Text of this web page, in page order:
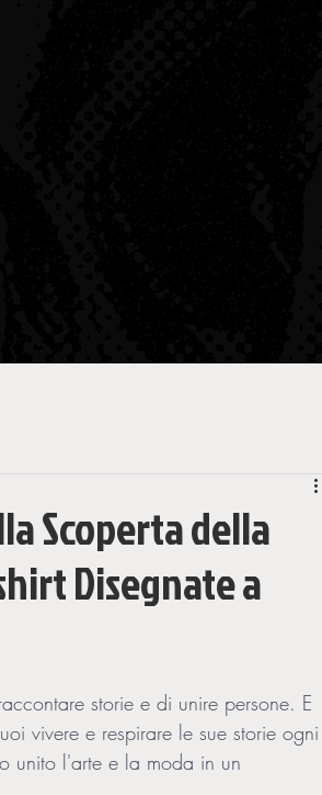
Scoperta della
Disegnate a
storie e di unire persone. E
vivere e respirare le sue storie ogni
unito l'arte e la moda in un